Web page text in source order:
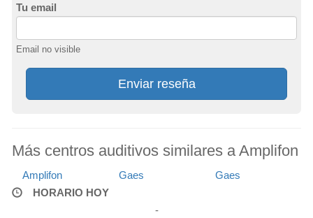
Tu email
Email no visible
Enviar reseña
Más centros auditivos similares a Amplifon
Amplifon Gaes
Gaes
HORARIO HOY
-